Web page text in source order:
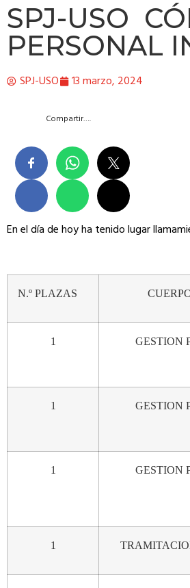
SPJ-USO
PERSONAL
SPJ-USO 13 marzo, 2024
Compartir….
En el día de hoy ha tenido lugar
N.º PLAZAS
1 GESTION
1 GESTION
1 GESTION
1